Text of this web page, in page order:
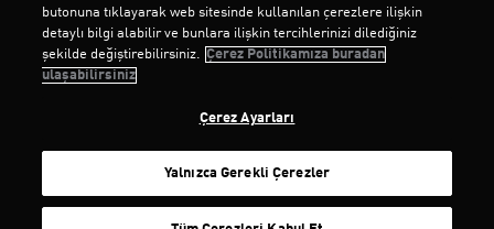
SEPETE EKLE
butonuna tıklayarak web sitesinde kullanılan çerezlere ilişkin
detaylı bilgi alabilir ve bunlara ilişkin tercihlerinizi dilediğiniz
şekilde değiştirebilirsiniz. Çerez Politikamıza buradan
ulaşabilirsiniz
Çerez Ayarları
Yalnızca Gerekli Çerezler